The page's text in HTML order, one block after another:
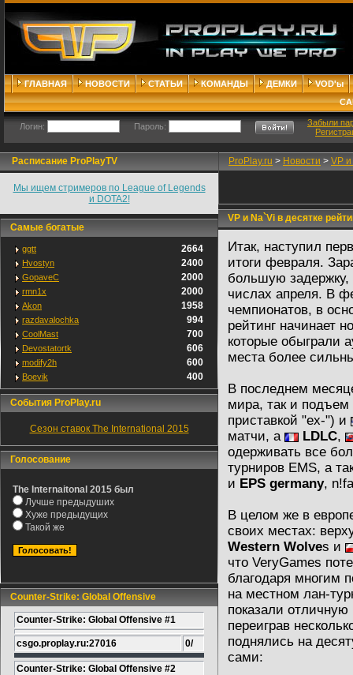
ГЛАВНАЯ НОВОСТИ СТАТЬИ КОМАНДЫ ДЕМКИ
VOD'ы
Логин: Пароль:
Забыли
Расписание ProPlayTV
Мы ищем стримеров по League of Legends
и DOTA2!
Самые богатые
ggtt 2664
Hvostyn 2400
GopaveC 2000
rmn1x 2000
Akon 1958
razdavalochka 994
CoolMast 700
Devostatortk 606
modify2h 600
Boevik 400
События ProPlay.ru
Сезон ставок The International 2015
Голосование
The Internaitonal 2015 был
Лучше предыдуших
Хуже предыдущих
Такой же
Counter-Strike: Global Offensive
Counter-Strike: Global Offensive #1
csgo.proplay.ru:27016 0/
Counter-Strike: Global Offensive #2
ProPlay.ru > Новости > VP и
VP и Na`Vi в десятке
Итак, наступил
итоги февраля.
большую задержку,
числах апреля. В
чемпионатов, в
рейтинг начинает
которые обыграли
места более
В последнем
мира, так и
приставкой "ex-") и
матчи, а
LDLC,
одерживать все
турниров EMS, а
и EPS germany,
В целом же в
своих местах:
Western Wolves и
что VeryGames
благодаря многим
на местном лан-
показали
переиграв
поднялись на
сами: